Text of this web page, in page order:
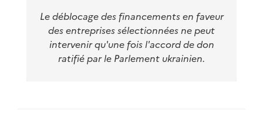
Le déblocage des financements en faveur
des entreprises sélectionnées ne peut
intervenir qu'une fois l'accord de don
ratifié par le Parlement ukrainien.